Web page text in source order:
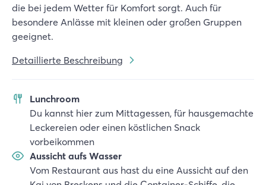
die bei jedem Wetter für Komfort sorgt. Auch für
besondere Anlässe mit kleinen oder großen Gruppen
geeignet.
Detaillierte Beschreibung
Lunchroom
Du kannst hier zum Mittagessen, für hausgemachte
Leckereien oder einen köstlichen Snack
vorbeikommen
Aussicht aufs Wasser
Vom Restaurant aus hast du eine Aussicht auf den